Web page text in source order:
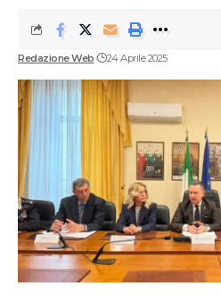
Redazione Web 24 Aprile 2025